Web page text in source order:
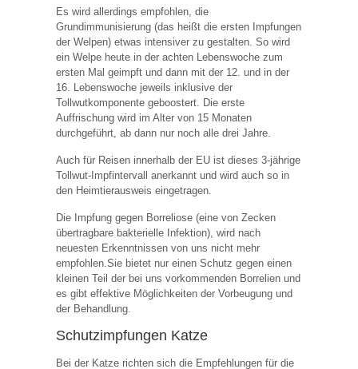
Es wird allerdings empfohlen, die
Grundimmunisierung (das heißt die ersten Impfungen
der Welpen) etwas intensiver zu gestalten. So wird
ein Welpe heute in der achten Lebenswoche zum
ersten Mal geimpft und dann mit der 12. und in der
16. Lebenswoche jeweils inklusive der
Tollwutkomponente geboostert. Die erste
Auffrischung wird im Alter von 15 Monaten
durchgeführt, ab dann nur noch alle drei Jahre.
Auch für Reisen innerhalb der EU ist dieses 3-jährige
Tollwut-Impfintervall anerkannt und wird auch so in
den Heimtierausweis eingetragen.
Die Impfung gegen Borreliose (eine von Zecken
übertragbare bakterielle Infektion), wird nach
neuesten Erkenntnissen von uns nicht mehr
empfohlen.Sie bietet nur einen Schutz gegen einen
kleinen Teil der bei uns vorkommenden Borrelien und
es gibt effektive Möglichkeiten der Vorbeugung und
der Behandlung.
Schutzimpfungen Katze
Bei der Katze richten sich die Empfehlungen für die